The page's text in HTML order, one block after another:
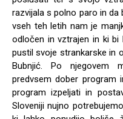
razvijala s polno paro in da
vseh teh letih nam je
odločen in vztrajen in ki
pustil svoje strankarske in
Bubnjić. Po njegovem
predvsem dober program
program izpeljati in
Sloveniji nujno